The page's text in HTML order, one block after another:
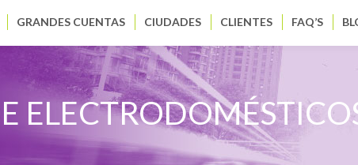
GRANDES CUENTAS CIUDADES CLIENTES FAQ’S